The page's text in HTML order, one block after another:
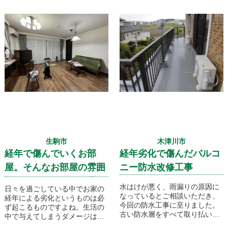
ーリングへと変え、段差のない
安全なお部屋へとリフォームい
たしました。
また冷える原因である断熱不足
も床下に断熱材を吹き付ける事
で解決いたしました。
たいと考えておられましたが、
調査したところ、屋根材の傷み
が激しく塗装不可と結果が出た
ため、今回の葺き替え工事とな
りました。
生駒市
経年で傷んでいくお部
屋。そんなお部屋の雰囲
かなイメージのお部屋に
リフォーム！そんなマン
ション内装改修工事をご
日々を過ごしている中でお家の
経年による劣化というものは必
ず起こるものですよね。生活の
中で与えてしまうダメージはも
木津川市
経年劣化で傷んだバルコ
ニー防水改修工事
水はけが悪く、雨漏りの原因に
なっているとご相談いただき、
今回の防水工事に至りました。
古い防水層をすべて取り払い、